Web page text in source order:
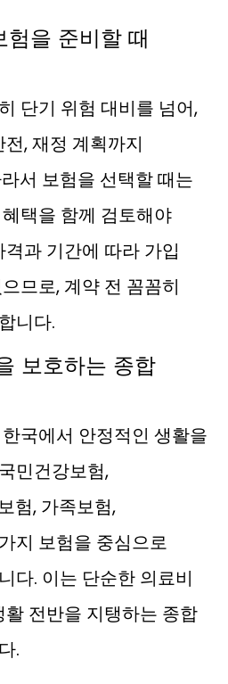
험을 준비할 때
단기 위험 대비를 넘어,
, 재정 계획까지
서 보험을 선택할 때는
택을 함께 검토해야
과 기간에 따라 가입
므로, 계약 전 꼼꼼히
니다.
보호하는 종합
국에서 안정적인 생활을
민건강보험,
험, 가족보험,
지 보험을 중심으로
다. 이는 단순한 의료비
전반을 지탱하는 종합
.